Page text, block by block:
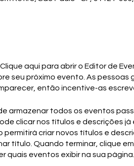
aqui para abrir o Editor de
seu próximo evento. As
então incentive-as
armazenar todos os eventos
clicar nos títulos e descrições
permitirá criar novos títulos e
título. Quando terminar, clique
quais eventos exibir na sua página.